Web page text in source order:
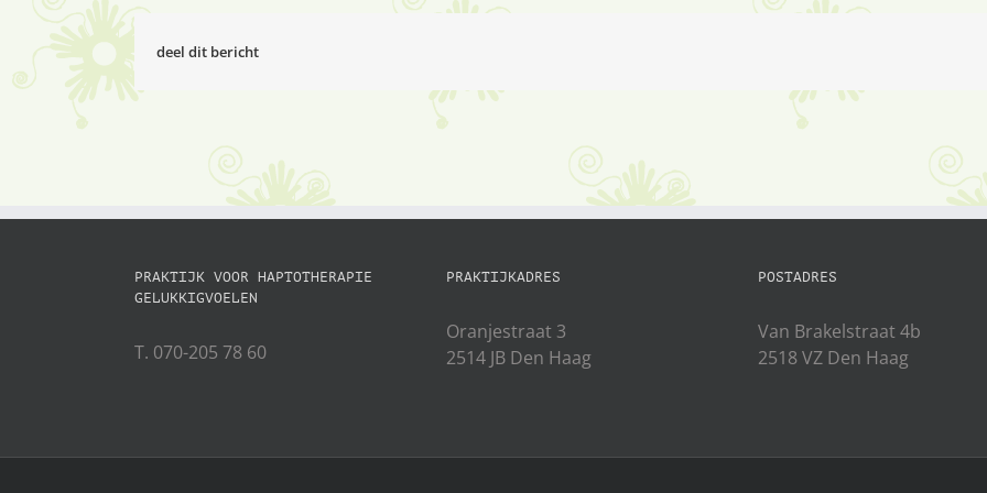
deel dit bericht
PRAKTIJK VOOR HAPTOTHERAPIE
GELUKKIGVOELEN
T. 070-205 78 60
PRAKTIJKADRES
Oranjestraat 3
2514 JB Den Haag
POSTADRES
Van Brakelstraat 4b
2518 VZ Den Haag